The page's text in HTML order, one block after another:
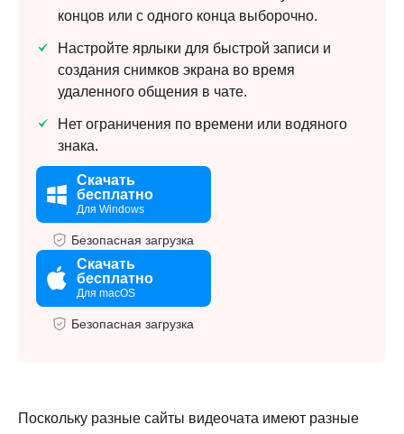
концов или с одного конца выборочно.
Настройте ярлыки для быстрой записи и
создания снимков экрана во время
удаленного общения в чате.
Нет ограничения по времени или водяного
знака.
Скачать
бесплатно
Для Windows
Безопасная загрузка
Скачать
бесплатно
Для macOS
Безопасная загрузка
Поскольку разные сайты видеочата имеют разные